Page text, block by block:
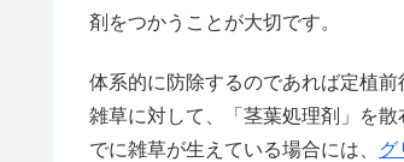
剤をつかうことが大切です。
体系的に防除するのであれば定植
雑草に対して、「茎葉処理剤」を
でに雑草が生えている場合には、 グ